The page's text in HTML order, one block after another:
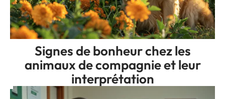
Signes de bonheur chez les
animaux de compagnie et leur
interprétation